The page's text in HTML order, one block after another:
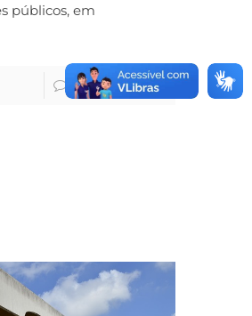
públicos, em
8 Ler mais